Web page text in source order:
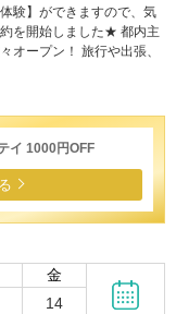
験】ができますので、気
を開始しました★ 都内主
オープン！ 旅行や出張、
イ 1000円OFF
金
14